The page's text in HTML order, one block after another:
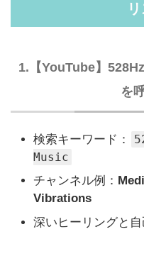
1.【YouTube】
を
検索キーワード：
Music
チャンネル例：
Vibrations
深いヒーリングと